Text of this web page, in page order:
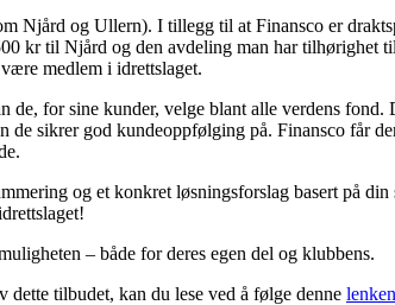
Njård og Ullern). I tillegg til at Finansco er
kr til Njård og den avdeling man har tilhørighet
medlem i idrettslaget.
de, for sine kunder, velge blant alle verdens fond.
de sikrer god kundeoppfølging på. Finansco får
og et konkret løsningsforslag basert på
– både for deres egen del og klubbens.
dette tilbudet, kan du lese ved å følge denne lenken